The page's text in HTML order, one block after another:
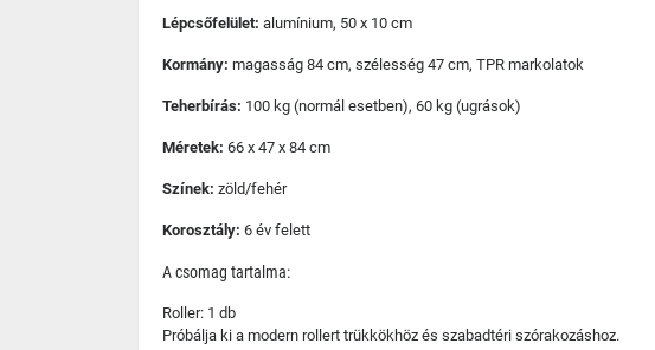
Lépcsőfelület: alumínium, 50 x 10 cm
Kormány: magasság 84 cm, szélesség 47 cm, TPR markolatok
Teherbírás: 100 kg (normál esetben), 60 kg (ugrások)
Méretek: 66 x 47 x 84 cm
Színek: zöld/fehér
Korosztály: 6 év felett
A csomag tartalma:
Roller: 1 db
Próbálja ki a modern rollert trükkökhöz és szabadtéri szórakozáshoz.